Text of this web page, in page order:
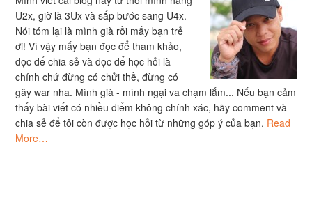
U2x, giờ là 3Ux và sắp bước sang U4x.
Nói tóm lại là mình già rồi mấy bạn trẻ
ơi! Vì vậy mấy bạn đọc để tham khảo,
đọc để chia sẻ và đọc để học hỏi là
chính chứ đừng có chửi thề, đừng có
gây war nha. Mình già - mình ngại va chạm lắm... Nếu bạn cảm
thấy bài viết có nhiều điểm không chính xác, hãy comment và
chia sẻ để tôi còn được học hỏi từ những góp ý của bạn. Read
More…